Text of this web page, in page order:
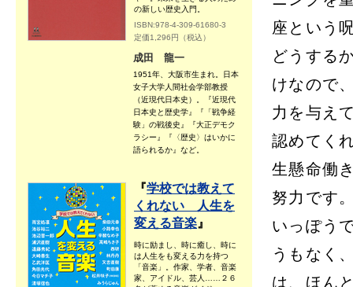
の新しい歴史入門。
ISBN:978-4-309-61680-3
定価1,296円（税込）
成田 龍一
1951年、大阪市生まれ。日本
女子大学人間社会学部教授
（近現代日本史）。『近現代
日本史と歴史学』『「戦争経
験」の戦後史』『大正デモク
ラシー』『〈歴史〉はいかに
語られるか』など。
『学校では教えて
くれない 人生を
変える音楽 』
時に励まし、時に癒し、時に
は人生をも変える力を持つ
「音楽」。作家、学者、音楽
家、アイドル、芸人……２６
座という
どうする
けなので
力を与え
認めてく
生懸命働
努力です
いっぽう
うもなく
は、ほん